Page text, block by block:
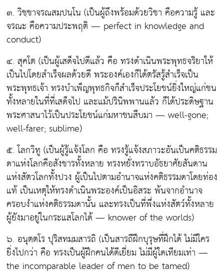
๓. วิชฺชาจรณสมฺปนฺโน (เป็นผู้ถึงพร้อมด้วยวิชา คือความรู้ และ
จรณะ คือความประพฤติ — perfect in knowledge and
conduct)
๔. สุคโต (เป็นผู้เสด็จไปดีแล้ว คือ ทรงดำเนินพระพุทธจริยาให้
เป็นไปโดยสำเร็จผลด้วยดี พระองค์เองก็ได้ตรัสรู้สำเร็จเป็น
พระพุทธเจ้า ทรงบำเพ็ญพุทธกิจก็สำเร็จประโยชน์ยิ่งใหญ่แก่ชน
ทั้งหลายในที่ที่เสด็จไป และแม้ปรินิพพานแล้ว ก็ได้ประดิษฐาน
พระศาสนาไว้เป็นประโยชน์แก่มหาชนสืบมา — well-gone;
well-farer; sublime)
๕. โลกวิทู (เป็นผู้รู้แจ้งโลก คือ ทรงรู้แจ้งสภาวะอันเป็นคติธรรม
ดาแห่งโลกคือสังขารทั้งหลาย ทรงหยั่งทราบอัธยาศัยสันดาน
แห่งสัตวโลกทั้งปวง ผู้เป็นไปตามอำนาจแห่งคติธรรมดาโดยท่อง
แท้ เป็นเหตุให้ทรงดำเนินพระองค์เป็นอิสระ พ้นจากอำนาจ
ครอบงำแห่งคติธรรมดานั้น และทรงเป็นที่พึ่งแห่งสัตว์ทั้งหลาย
ผู้ยังมาอยู่ในกระแสโลกได้ — knower of the worlds)
๖. อนุตฺตโร ปุริสทมฺมสารถิ (เป็นสารถีฝึกบุรุษที่ฝึกได้ ไม่มีใคร
ยิ่งไปกว่า คือ ทรงเป็นผู้ฝึกคนได้ดีเยี่ยม ไม่มีผู้ใดเทียมเท่า —
the incomparable leader of men to be tamed)